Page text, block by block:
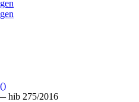
()
hib 275/2016